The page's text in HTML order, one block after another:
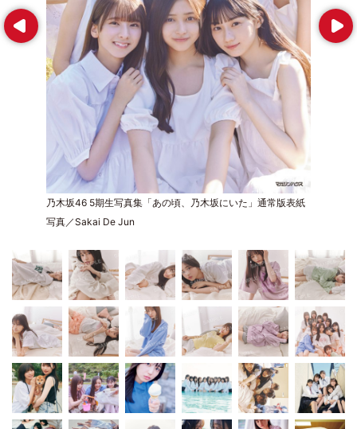
Prev
乃木坂46 5期生写真集「あの頃、乃木坂にいた」通常版表紙
写真／Sakai De Jun
Next